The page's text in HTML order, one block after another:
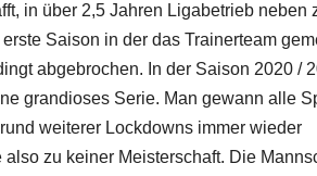
in über 2,5 Jahren Ligabetrieb neben
Saison in der das Trainerteam
abgebrochen. In der Saison 2020 /
grandioses Serie. Man gewann alle
weiterer Lockdowns immer wieder
zu keiner Meisterschaft. Die